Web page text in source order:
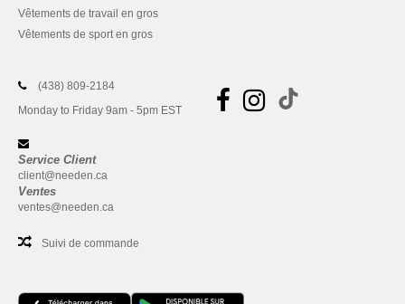
Vêtements de travail en gros
Vêtements de sport en gros
(438) 809-2184
Monday to Friday 9am - 5pm EST
Service Client
client@needen.ca
Ventes
ventes@needen.ca
Suivi de commande